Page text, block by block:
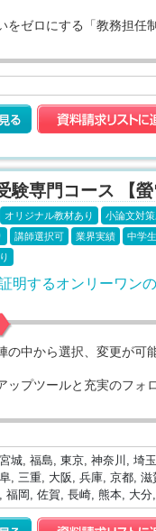
をゼロにする「教務担任制
専門コース 【螢
オリジナル教材あり 小論文対策
講師選択可 業界実績 中学
明するオンリーワン
の中から選択、変更が可
ップツールと充実のフォ
城, 福島, 東京, 神奈川, 埼
, 三重, 大阪, 兵庫, 京都,
岡, 佐賀, 長崎, 熊本, 大